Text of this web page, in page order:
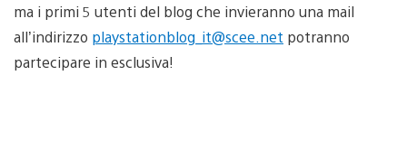
ma i primi 5 utenti del blog che invieranno una mail
all’indirizzo playstationblog_it@scee.net potranno
partecipare in esclusiva!